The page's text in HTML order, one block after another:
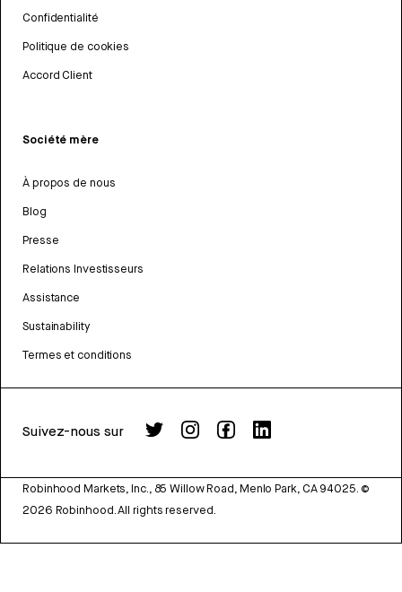
Confidentialité
Politique de cookies
Accord Client
Société mère
À propos de nous
Blog
Presse
Relations Investisseurs
Assistance
Sustainability
Termes et conditions
Suivez-nous sur
Robinhood Markets, Inc., 85 Willow Road, Menlo Park, CA 94025. ©
2026 Robinhood. All rights reserved.